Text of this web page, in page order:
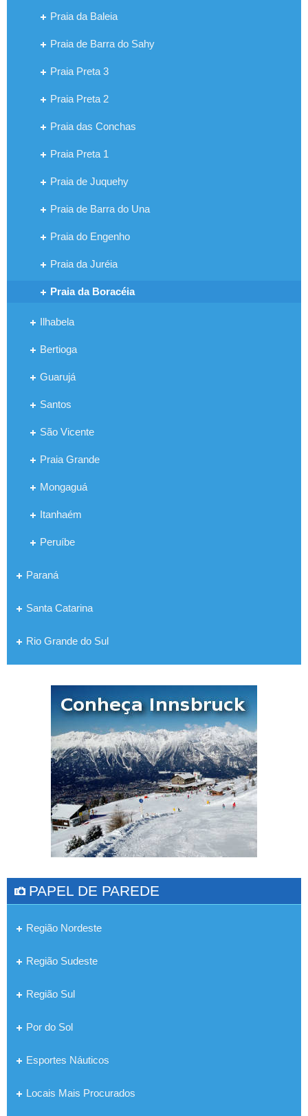
Praia da Baleia
Praia de Barra do Sahy
Praia Preta 3
Praia Preta 2
Praia das Conchas
Praia Preta 1
Praia de Juquehy
Praia de Barra do Una
Praia do Engenho
Praia da Juréia
Praia da Boracéia
Ilhabela
Bertioga
Guarujá
Santos
São Vicente
Praia Grande
Mongaguá
Itanhaém
Peruíbe
Paraná
Santa Catarina
Rio Grande do Sul
PAPEL DE PAREDE
Região Nordeste
Região Sudeste
Região Sul
Por do Sol
Esportes Náuticos
Locais Mais Procurados